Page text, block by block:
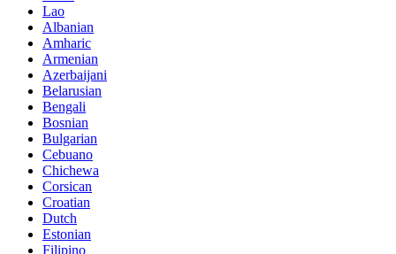
Lao
Albanian
Amharic
Armenian
Azerbaijani
Belarusian
Bengali
Bosnian
Bulgarian
Cebuano
Chichewa
Corsican
Croatian
Dutch
Estonian
Filipino